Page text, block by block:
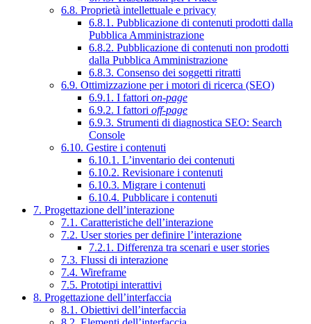
6.8. Proprietà intellettuale e privacy
6.8.1. Pubblicazione di contenuti prodotti dalla
Pubblica Amministrazione
6.8.2. Pubblicazione di contenuti non prodotti
dalla Pubblica Amministrazione
6.8.3. Consenso dei soggetti ritratti
6.9. Ottimizzazione per i motori di ricerca (SEO)
6.9.1. I fattori on-page
6.9.2. I fattori off-page
6.9.3. Strumenti di diagnostica SEO: Search
Console
6.10. Gestire i contenuti
6.10.1. L’inventario dei contenuti
6.10.2. Revisionare i contenuti
6.10.3. Migrare i contenuti
6.10.4. Pubblicare i contenuti
7. Progettazione dell’interazione
7.1. Caratteristiche dell’interazione
7.2. User stories per definire l’interazione
7.2.1. Differenza tra scenari e user stories
7.3. Flussi di interazione
7.4. Wireframe
7.5. Prototipi interattivi
8. Progettazione dell’interfaccia
8.1. Obiettivi dell’interfaccia